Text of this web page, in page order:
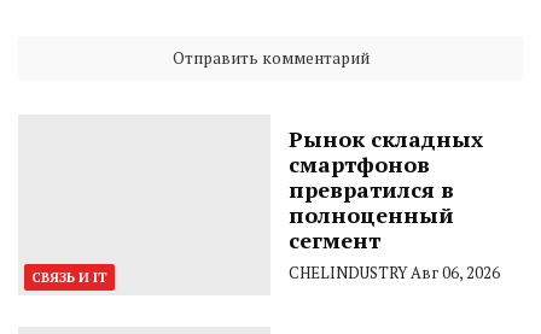
СВЯЗЬ И IT
Рынок складных
смартфонов
превратился в
полноценный
сегмент
CHELINDUSTRYАвг 06, 2026